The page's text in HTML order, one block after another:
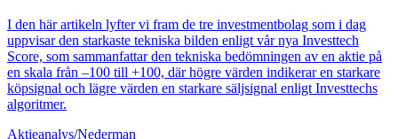
I den här artikeln lyfter vi fram de tre investmentbolag som i dag
uppvisar den starkaste tekniska bilden enligt vår nya Investtech
Score, som sammanfattar den tekniska bedömningen av en aktie på
en skala från –100 till +100, där högre värden indikerar en starkare
köpsignal och lägre värden en starkare säljsignal enligt Investtechs
algoritmer.
Aktieanalys/Nederman